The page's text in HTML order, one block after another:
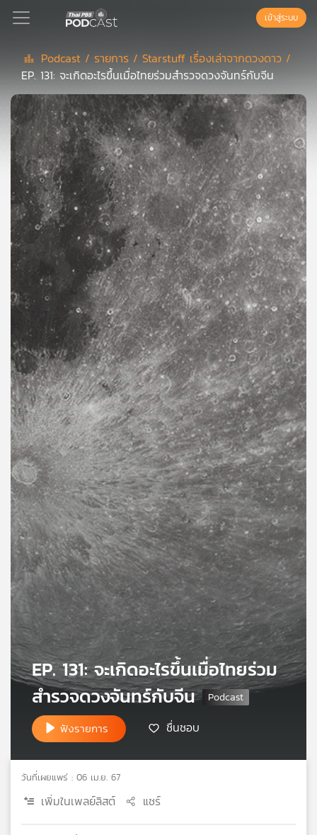
Podcast
เพล
ลิ
สต์
แนะนำ
เพล
ย์
ลิ
สต์
ของ
เพลง
บทความ
ข่าว
และ
กิจกรรม
เกี่ยว
กับ
เรา
เครือ
ข่าย
วิทยุ
แผนที่
เข้าสู่ระบบ
Podcast / รายการ / Starstuff เรื่องเล่าจากดวงดาว /
EP. 131: จะเกิดอะไรขึ้นเมื่อไทยร่วมสำรวจดวงจันทร์กับจีน
EP. 131: จะเกิดอะไรขึ้นเมื่อไทยร่วม
สำรวจดวงจันทร์กับจีน
ฟังรายการ ชื่นชอบ
วันที่เผยแพร่ : 06 เม.ย. 67
เพิ่มในเพลย์ลิสต์ แชร์